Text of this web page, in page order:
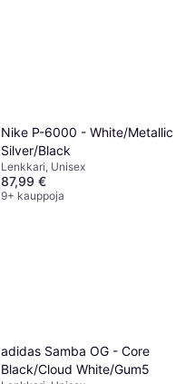
Nike P-6000 - White/Metallic
Silver/Black
Lenkkari, Unisex
87,99 €
9+ kauppoja
adidas Samba OG - Core
Black/Cloud White/Gum5